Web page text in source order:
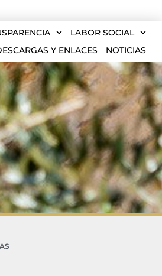
LABOR SOCIAL
Y ENLACES
NOTICIAS